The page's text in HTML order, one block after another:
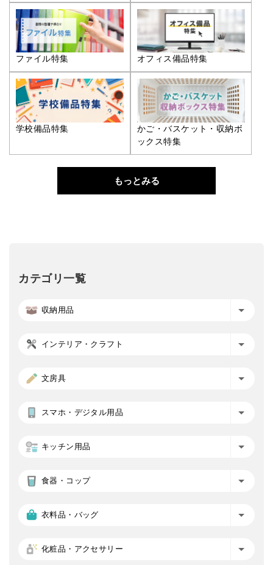
ファイル特集 オフィス備品特集
学校備品特集
かご・バスケット・収納ボ
ックス特集
もっとみる
カテゴリ一覧
収納用品
インテリア・クラフト
文房具
スマホ・デジタル用品
キッチン用品
食器・コップ
衣料品・バッグ
化粧品・アクセサリー